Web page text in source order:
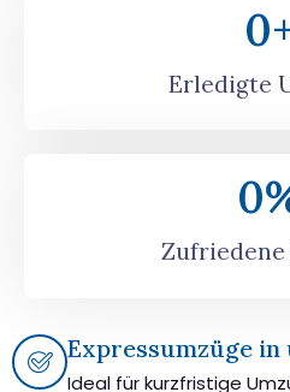
Erledigte
0
Zufriedene
0
Expressumzüge in
Ideal für kurzfristige